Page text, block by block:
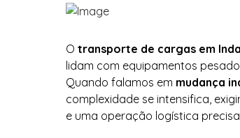
Otransporte de cargas em
lidam com equipamentos
Quando falamos em mudança
complexidade se intensifica,
e uma operação logística